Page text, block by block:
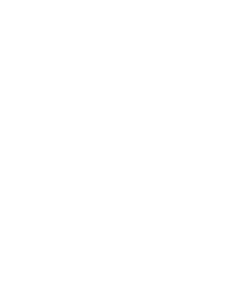
Otra procesión, la
circulación habitual
horas, momento en
por la corporación
Bursoto, Avenida
Moreno Nieto,